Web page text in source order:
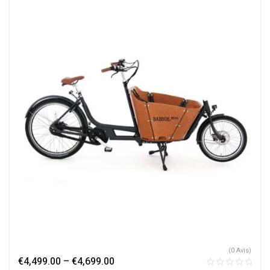
€4,499.00 – €4,699.00
(0 Avis)